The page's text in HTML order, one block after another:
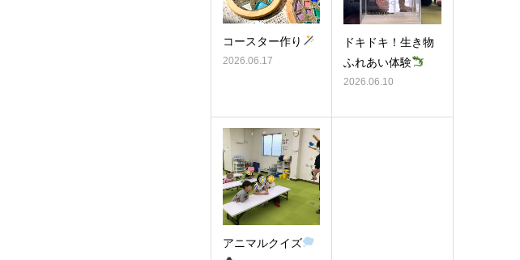
コースター作り
2026.06.17
ドキドキ！生き物
ふれあい体験
2026.06.10
アニマルクイズ